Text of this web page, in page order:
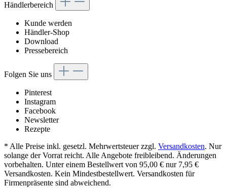
Händlerbereich
Kunde werden
Händler-Shop
Download
Pressebereich
Folgen Sie uns
Pinterest
Instagram
Facebook
Newsletter
Rezepte
* Alle Preise inkl. gesetzl. Mehrwertsteuer zzgl. Versandkosten. Nur
solange der Vorrat reicht. Alle Angebote freibleibend. Änderungen
vorbehalten. Unter einem Bestellwert von 95,00 € nur 7,95 €
Versandkosten. Kein Mindestbestellwert. Versandkosten für
Firmenpräsente sind abweichend.